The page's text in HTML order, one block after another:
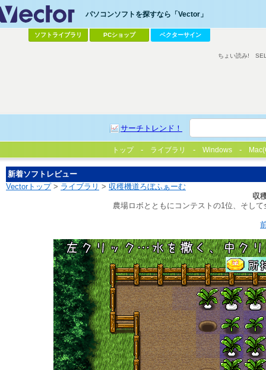
パソコンソフトを探すなら「Vector」
ソフトライブラリ PCショップ ベクターサイン
サーチトレンド！
ちょい読み!
トップ ライブラリ Windows
新着ソフトレビュー
Vectorトップ> ライブラリ > 収穫機道ろぼふぁーむ
収
農場ロボとともにコンテストの1位、そし